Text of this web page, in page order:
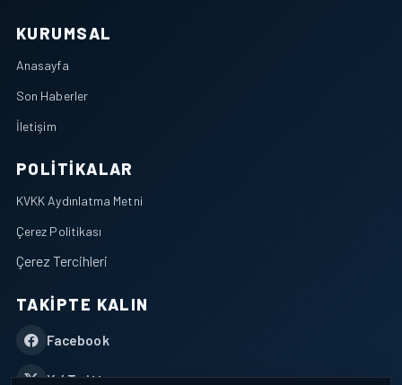
KURUMSAL
Anasayfa
Son Haberler
İletişim
POLITIKALAR
KVKK Aydınlatma Metni
Çerez Politikası
Çerez Tercihleri
TAKIPTE KALIN
Facebook
X / Twitter